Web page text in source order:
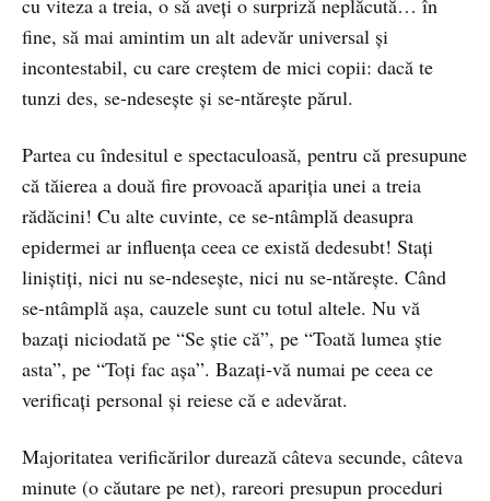
cu viteza a treia, o să aveți o surpriză neplăcută… în
fine, să mai amintim un alt adevăr universal și
incontestabil, cu care creștem de mici copii: dacă te
tunzi des, se-ndesește și se-ntărește părul.
Partea cu îndesitul e spectaculoasă, pentru că presupune
că tăierea a două fire provoacă apariția unei a treia
rădăcini! Cu alte cuvinte, ce se-ntâmplă deasupra
epidermei ar influența ceea ce există dedesubt! Stați
liniștiți, nici nu se-ndesește, nici nu se-ntărește. Când
se-ntâmplă așa, cauzele sunt cu totul altele. Nu vă
bazați niciodată pe “Se știe că”, pe “Toată lumea știe
asta”, pe “Toți fac așa”. Bazați-vă numai pe ceea ce
verificați personal și reiese că e adevărat.
Majoritatea verificărilor durează câteva secunde, câteva
minute (o căutare pe net), rareori presupun proceduri